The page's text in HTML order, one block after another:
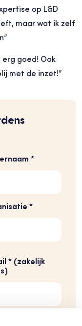
op L&D
maar wat ik zelf
erg goed! Ook
met de inzet!”
*
*
* (zakelijk